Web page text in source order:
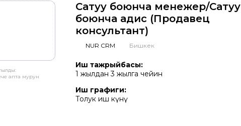
апта мурун
Сатуу боюнча менежер/Сатуу
боюнча адис (Продавец
консультант)
NUR CRM Бишкек
Иш тажрыйбасы:
1 жылдан 3 жылга чейин
Иш графиги:
Толук иш күнү